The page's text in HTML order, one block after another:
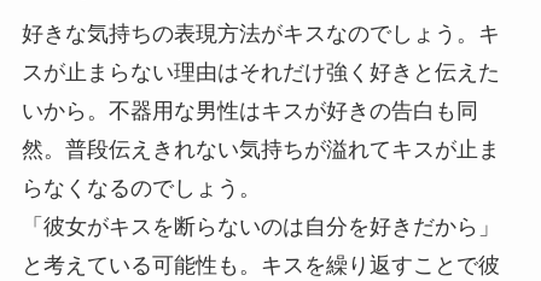
好きな気持ちの表現方法がキスなのでしょう。キ
スが止まらない理由はそれだけ強く好きと伝えた
いから。不器用な男性はキスが好きの告白も同
然。普段伝えきれない気持ちが溢れてキスが止ま
らなくなるのでしょう。
「彼女がキスを断らないのは自分を好きだから」
と考えている可能性も。キスを繰り返すことで彼